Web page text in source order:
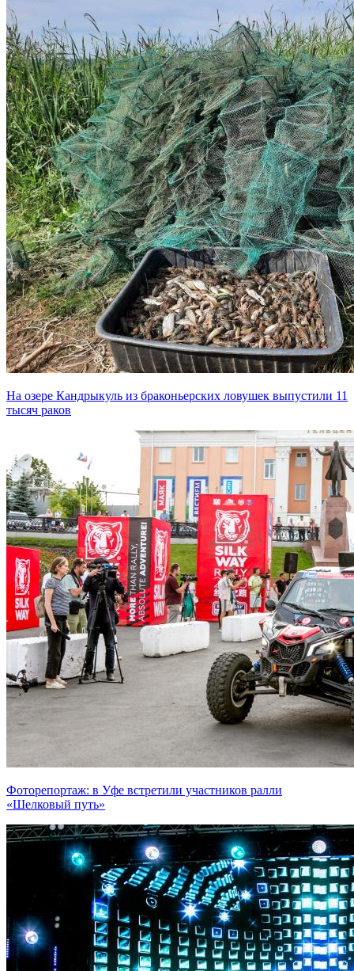
На озере Кандрыкуль из браконьерских ловушек выпустили 11
тысяч раков
Фоторепортаж: в Уфе встретили участников ралли
«Шелковый путь»